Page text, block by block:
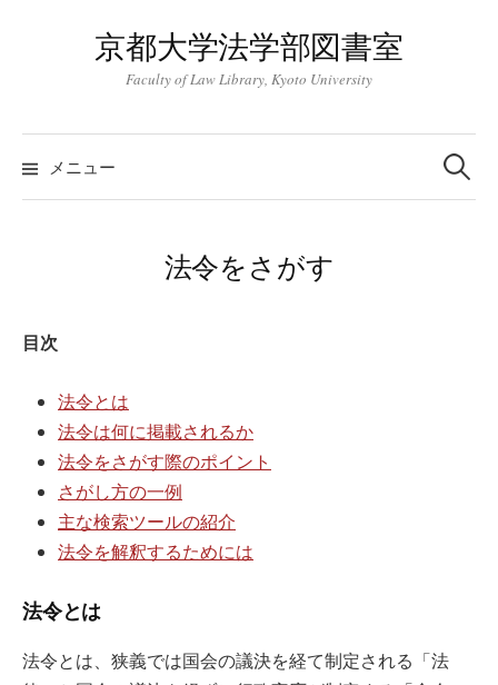
ツ
へ
ス
京都大学法学部図書室
Faculty of Law Library, Kyoto University
メニュー
検
索:
法令をさがす
目次
法令とは
法令は何に掲載されるか
法令をさがす際のポイント
さがし方の一例
主な検索ツールの紹介
法令を解釈するためには
法令とは
法令とは、狭義では国会の議決を経て制定される「法